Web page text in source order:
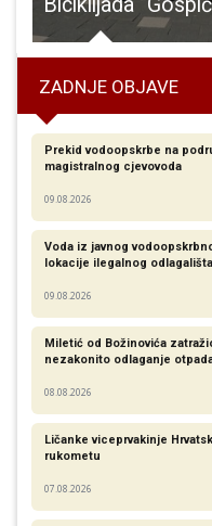
ZADNJE OBJAVE
Prekid vodoopskrbe na
magistralnog cjevovoda
09.08.2026
Voda iz javnog
lokacije ilegalnog
09.08.2026
Miletić od Božinovića
nezakonito odlaganje
08.08.2026
Ličanke viceprvakinje
rukometu
07.08.2026